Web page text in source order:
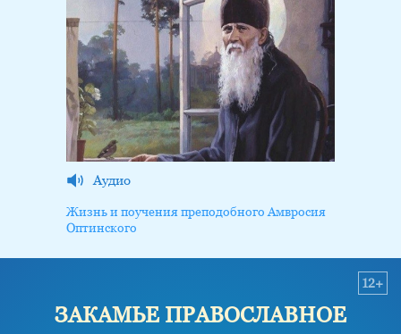
Аудио
Жизнь и поучения преподобного Амвросия
Оптинского
ЗАКАМЬЕ ПРАВОСЛАВНОЕ
12+